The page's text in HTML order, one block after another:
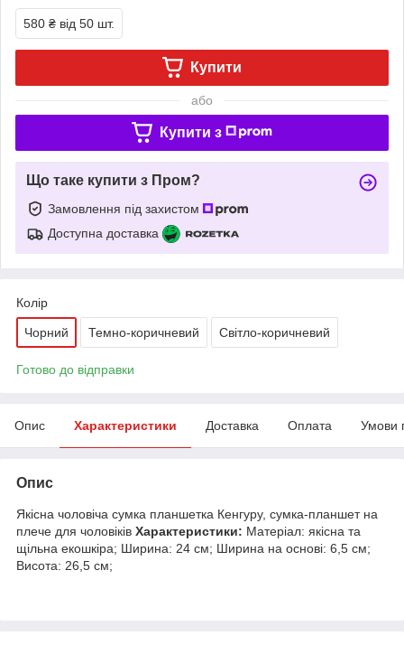
580 ₴ від 50 шт.
Купити
або
Купити з
Що таке купити з Пром?
Замовлення під захистом
Доступна доставка
Колір
Чорний Темно-коричневий Світло-коричневий
Готово до відправки
Опис Характеристики Доставка Оплата Умови
Опис
Якісна чоловіча сумка планшетка Кенгуру, сумка-планшет на
плече для чоловіків Характеристики: Матеріал: якісна та
щільна екошкіра; Ширина: 24 см; Ширина на основі: 6,5 см;
Висота: 26,5 см;